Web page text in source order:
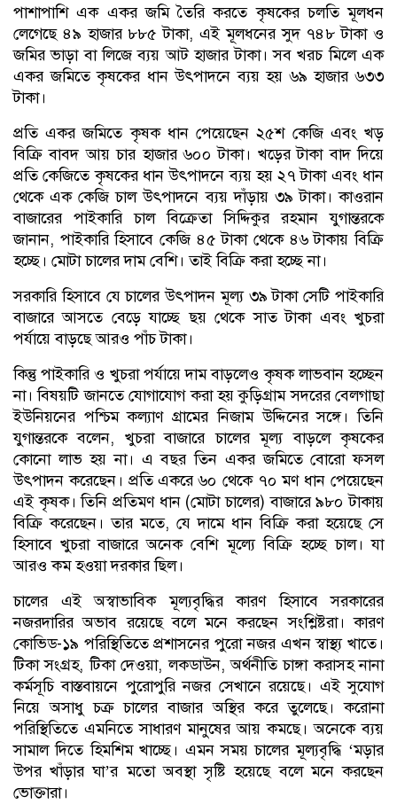
পাশাপাশি এক একর জমি তৈরি করতে কৃষকের চলতি মূলধন
লেগেছে ৪৯ হাজার ৮৮৫ টাকা, এই মূলধনের সুদ ৭৪৮ টাকা ও
জমির ভাড়া বা লিজে ব্যয় আট হাজার টাকা। সব খরচ মিলে এক
একর জমিতে কৃষকের ধান উৎপাদনে ব্যয় হয় ৬৯ হাজার ৬৩৩
টাকা।
প্রতি একর জমিতে কৃষক ধান পেয়েছেন ২৫শ কেজি এবং খড়
বিক্রি বাবদ আয় চার হাজার ৬০০ টাকা। খড়ের টাকা বাদ দিয়ে
প্রতি কেজিতে কৃষকের ধান উৎপাদনে ব্যয় হয় ২৭ টাকা এবং ধান
থেকে এক কেজি চাল উৎপাদনে ব্যয় দাঁড়ায় ৩৯ টাকা। কাওরান
বাজারের পাইকারি চাল বিক্রেতা সিদ্দিকুর রহমান যুগান্তরকে
জানান, পাইকারি হিসাবে কেজি ৪৫ টাকা থেকে ৪৬ টাকায় বিক্রি
হচ্ছে। মোটা চালের দাম বেশি। তাই বিক্রি করা হচ্ছে না।
সরকারি হিসাবে যে চালের উৎপাদন মূল্য ৩৯ টাকা সেটি পাইকারি
বাজারে আসতে বেড়ে যাচ্ছে ছয় থেকে সাত টাকা এবং খুচরা
পর্যায়ে বাড়ছে আরও পাঁচ টাকা।
কিন্তু পাইকারি ও খুচরা পর্যায়ে দাম বাড়লেও কৃষক লাভবান হচ্ছেন
না। বিষয়টি জানতে যোগাযোগ করা হয় কুড়িগ্রাম সদরের বেলগাছা
ইউনিয়নের পশ্চিম কল্যাণ গ্রামের নিজাম উদ্দিনের সঙ্গে। তিনি
যুগান্তরকে বলেন, খুচরা বাজারে চালের মূল্য বাড়লে কৃষকের
কোনো লাভ হয় না। এ বছর তিন একর জমিতে বোরো ফসল
উৎপাদন করেছেন। প্রতি একরে ৬০ থেকে ৭০ মণ ধান পেয়েছেন
এই কৃষক। তিনি প্রতিমণ ধান (মোটা চালের) বাজারে ৯৮০ টাকায়
বিক্রি করেছেন। তার মতে, যে দামে ধান বিক্রি করা হয়েছে সে
হিসাবে খুচরা বাজারে অনেক বেশি মূল্যে বিক্রি হচ্ছে চাল। যা
আরও কম হওয়া দরকার ছিল।
চালের এই অস্বাভাবিক মূল্যবৃদ্ধির কারণ হিসাবে সরকারের
নজরদারির অভাব রয়েছে বলে মনে করছেন সংশ্লিষ্টরা। কারণ
কোভিড-১৯ পরিস্থিতিতে প্রশাসনের পুরো নজর এখন স্বাস্থ্য খাতে।
টিকা সংগ্রহ, টিকা দেওয়া, লকডাউন, অর্থনীতি চাঙ্গা করাসহ নানা
কর্মসূচি বাস্তবায়নে পুরোপুরি নজর সেখানে রয়েছে। এই সুযোগ
নিয়ে অসাধু চক্র চালের বাজার অস্থির করে তুলেছে। করোনা
পরিস্থিতিতে এমনিতে সাধারণ মানুষের আয় কমছে। অনেকে ব্যয়
সামাল দিতে হিমশিম খাচ্ছে। এমন সময় চালের মূল্যবৃদ্ধি ‘মড়ার
উপর খাঁড়ার ঘা’র মতো অবস্থা সৃষ্টি হয়েছে বলে মনে করছেন
ভোক্তারা।